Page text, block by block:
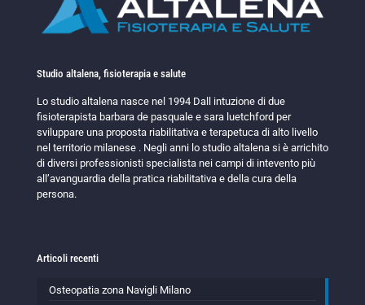
Studio altalena, fisioterapia e salute
Lo studio altalena nasce nel 1994 Dall intuzione di due
fisioterapista barbara de pasquale e sara luetchford per
sviluppare una proposta riabilitativa e terapetuca di alto livello
nel territorio milanese . Negli anni lo studio altalena si è arrichito
di diversi professionisti specialista nei campi di intevento più
all’avanguardia della pratica riabilitativa e della cura della
persona.
Articoli recenti
Osteopatia zona Navigli Milano